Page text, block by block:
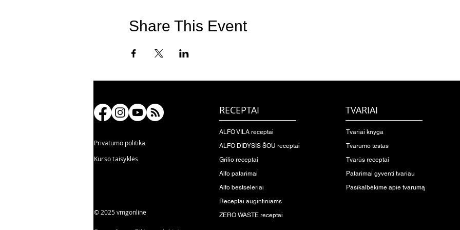
Share This Event
Privatumo politika
Kurso taisyklės
© 2025 vmgonline
RECEPTAI
ALFO VILA receptai
ALFO DIDYSIS ŠOU receptai
Grilio receptai
Alfo patarimai
Alfo bestseleriai
Receptai augintiniams
ZERO WASTE receptai
TVARIAI
Tvariai knyga
Tvarumo testas
Tvarūs receptai
Patarimai gyventi tvariau
Pasikalbėkime apie tvarumą